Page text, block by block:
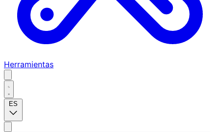
Herramientas
ES